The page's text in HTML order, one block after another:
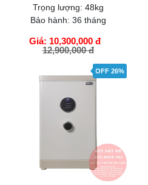
Trọng lượng: 48kg
Bảo hành: 36 tháng
Giá: 10,300,000 đ
12,900,000 đ
GIỎ HÀNG
OFF 26%